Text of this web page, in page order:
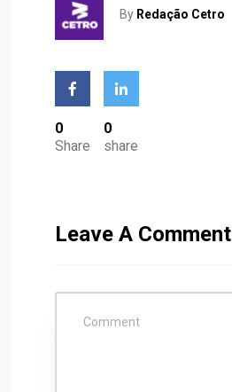
By Redação Cetro
0
Share
0
share
Leave A Comment